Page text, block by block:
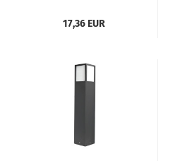
17,36 EUR